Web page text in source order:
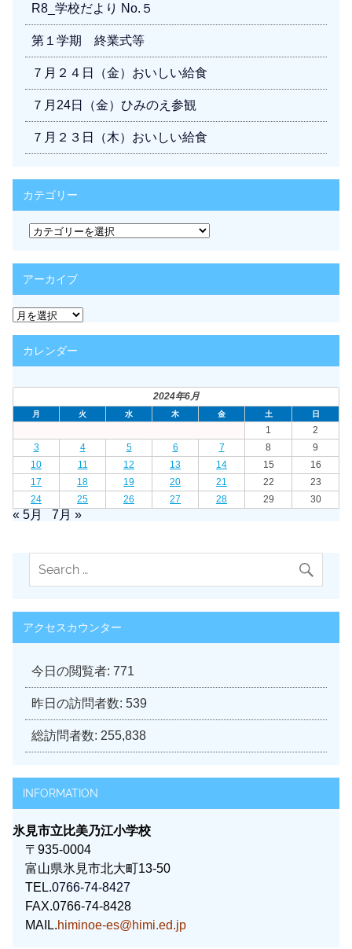
R8_学校だより No.５
第１学期 終業式等
７月２４日（金）おいしい給食
７月24日（金）ひみのえ参観
７月２３日（木）おいしい給食
カテゴリー
カ
テ
リ
ー
アーカイブ
ア
ー
カ
イカレンダー
2024年6月
月 火 水 木 金 土 日
1
2
3
4 5 6 7 8
9
10
11 12 13 14 15
16
17
18 19 20 21 22
23
24
25 26 27 28 29 30
« 5月 7月 »
アクセスカウンター
今日の閲覧者: 771
昨日の訪問者数: 539
総訪問者数: 255,838
INFORMATION
氷見市立比美乃江小学校
〒935-0004
富山県氷見市北大町13-50
TEL.0766-74-8427
FAX.0766-74-8428
MAIL.himinoe-es@himi.ed.jp